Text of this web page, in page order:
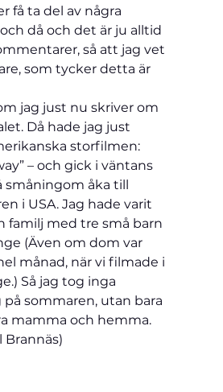
få ta del av några
då och det är ju alltid
så att jag vet
som tycker detta är
jag just nu skriver om
Då hade jag just
storfilmen:
– och gick i väntans
småningom åka till
i USA. Jag hade varit
familj med tre små barn
(Även om dom var
månad, när vi filmade i
Så jag tog inga
sommaren, utan bara
mamma och hemma.
Brannäs)